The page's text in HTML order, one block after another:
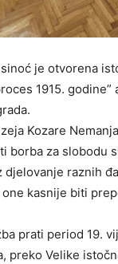
je otvorena
1915.
Kozare
borba za slobodu
raznih
kasnije biti
prati period 19.
preko Velike